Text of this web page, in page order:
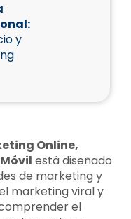
y
Online,
está diseñado
de marketing y
marketing viral y
el